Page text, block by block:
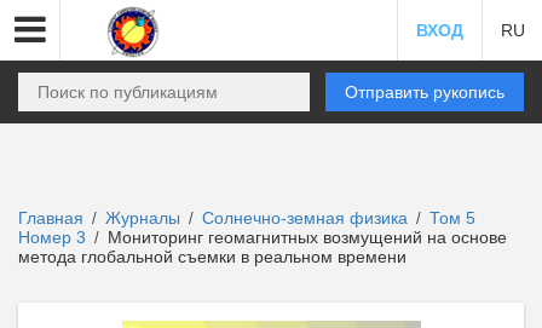
ВХОД RU
Отправить рукопись
Главная / Журналы / Солнечно-земная физика / Том 5
Номер 3 / Мониторинг геомагнитных возмущений на основе
метода глобальной съемки в реальном времени